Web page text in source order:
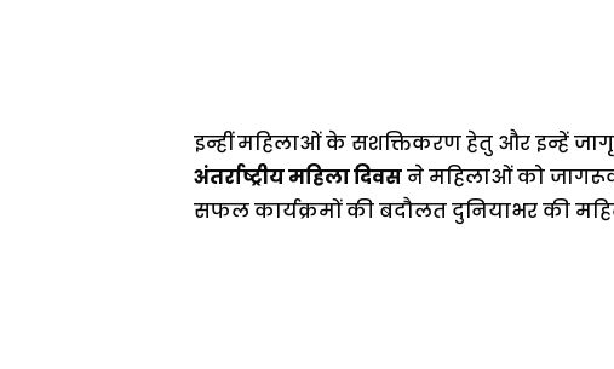
इन्हीं महिलाओं के सशक्तिकरण हेतु और इन्हें
अंतर्राष्ट्रीय महिला दिवसने महिलाओं को
सफल कार्यक्रमों की बदौलत दुनियाभर की